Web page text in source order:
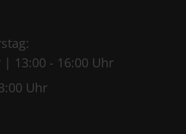
| 13:00 - 16:00 Uhr
Uhr